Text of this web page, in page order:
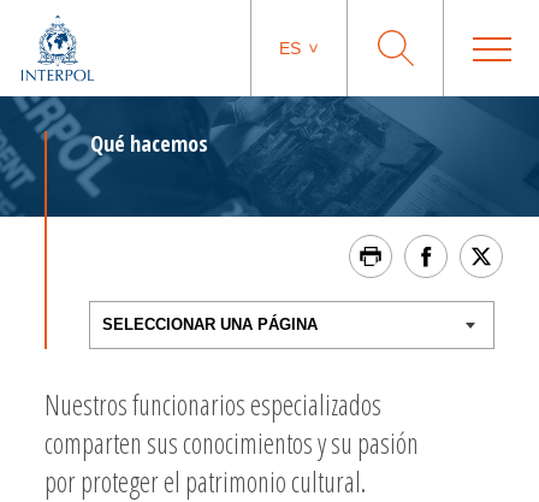
ES
Qué hacemos
Nuestros funcionarios especializados
comparten sus conocimientos y su pasión
por proteger el patrimonio cultural.